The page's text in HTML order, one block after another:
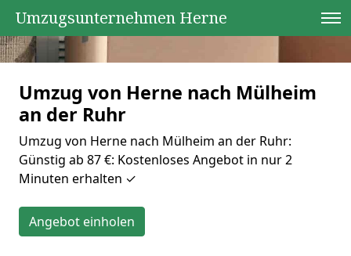
Umzugsunternehmen Herne
Umzug von Herne nach Mülheim
an der Ruhr
Umzug von Herne nach Mülheim an der Ruhr:
Günstig ab 87 €: Kostenloses Angebot in nur 2
Minuten erhalten ✓
Angebot einholen